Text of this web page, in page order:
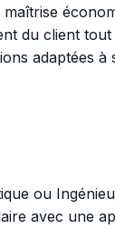
du client
adaptées à
ou
avec une